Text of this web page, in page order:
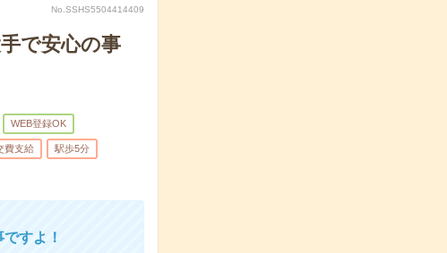
No.SSHS5504414409
で安心の事
WEB登録OK
費支給 駅歩5分
すよ！